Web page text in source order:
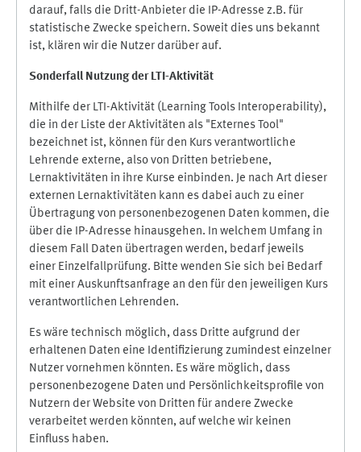
darauf, falls die Dritt-Anbieter die IP-Adresse z.B. für
statistische Zwecke speichern. Soweit dies uns bekannt
ist, klären wir die Nutzer darüber auf.
Sonderfall Nutzung der LTI-Aktivität
Mithilfe der LTI-Aktivität (Learning Tools Interoperability),
die in der Liste der Aktivitäten als "Externes Tool"
bezeichnet ist, können für den Kurs verantwortliche
Lehrende externe, also von Dritten betriebene,
Lernaktivitäten in ihre Kurse einbinden. Je nach Art dieser
externen Lernaktivitäten kann es dabei auch zu einer
Übertragung von personenbezogenen Daten kommen, die
über die IP-Adresse hinausgehen. In welchem Umfang in
diesem Fall Daten übertragen werden, bedarf jeweils
einer Einzelfallprüfung. Bitte wenden Sie sich bei Bedarf
mit einer Auskunftsanfrage an den für den jeweiligen Kurs
verantwortlichen Lehrenden.
Es wäre technisch möglich, dass Dritte aufgrund der
erhaltenen Daten eine Identifizierung zumindest einzelner
Nutzer vornehmen könnten. Es wäre möglich, dass
personenbezogene Daten und Persönlichkeitsprofile von
Nutzern der Website von Dritten für andere Zwecke
verarbeitet werden könnten, auf welche wir keinen
Einfluss haben.